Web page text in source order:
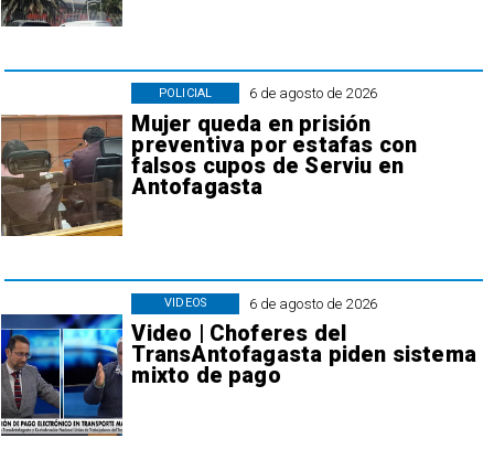
6 de agosto de 2026
Mujer queda en prisión
preventiva por estafas con
falsos cupos de Serviu en
Antofagasta
POLICIAL
6 de agosto de 2026
Video | Choferes del
TransAntofagasta piden sistema
mixto de pago
VIDEOS